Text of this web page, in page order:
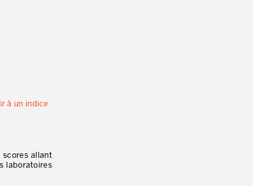
à un indice
scores allant
laboratoires